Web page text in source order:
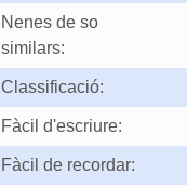
Nenes de so
similars:
Classificació:
Fàcil d'escriure:
Fàcil de recordar: